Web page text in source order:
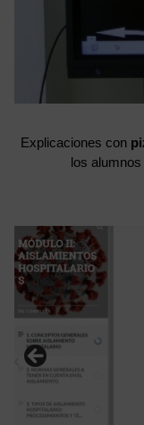
Explicaciones con
los